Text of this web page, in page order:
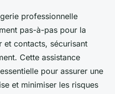
professionnelle
pas-à-pas pour la
et contacts, sécurisant
Cette assistance
pour assurer une
et minimiser les risques